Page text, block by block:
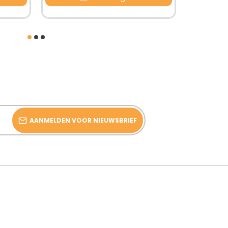
AANMELDEN VOOR NIEUWSBRIEF